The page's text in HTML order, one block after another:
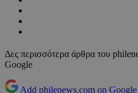
Δες περισσότερα άρθρα του
Google
Add philenews.com on Google